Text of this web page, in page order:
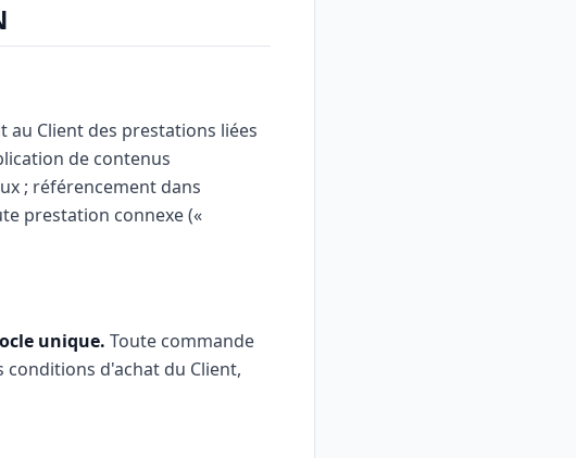
au Client des prestations liées
de contenus
; référencement dans
prestation connexe («
unique. Toute commande
conditions d'achat du Client,